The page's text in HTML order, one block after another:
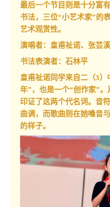
最后一个节目则是十分富
书法，三位“小艺术家”的
艺术观赏性。
演唱者：皇甫祉诺、张芸溪
书法表演者：石林平
皇甫祉诺同学来自二（3
年”，也是一个“创作家”
印证了这两个代名词。音
曲调，而歌曲则在她嗓音
的样子。